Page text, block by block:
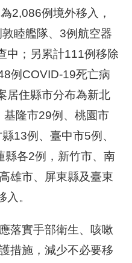
2,086例境外移入，
睦艦隊、3例航空器
中；另累計111例移除
例COVID-19死亡病
居住縣市分布為新北
隆市29例、桃園市
13例、臺中市5例、
縣各2例，新竹市、南
雄市、屏東縣及臺東
。
落實手部衛生、咳嗽
措施，減少不必要移